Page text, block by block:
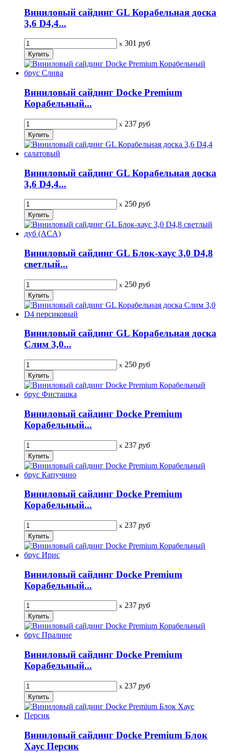
Виниловый сайдинг GL Корабельная доска
3,6 D4,4...
x 301 руб
Виниловый сайдинг Docke Premium
Корабельный...
x 237 руб
Виниловый сайдинг GL Корабельная доска
3,6 D4,4...
x 250 руб
Виниловый сайдинг GL Блок-хаус 3,0 D4,8
светлый...
x 250 руб
Виниловый сайдинг GL Корабельная доска
Слим 3,0...
x 250 руб
Виниловый сайдинг Docke Premium
Корабельный...
x 237 руб
Виниловый сайдинг Docke Premium
Корабельный...
x 237 руб
Виниловый сайдинг Docke Premium
Корабельный...
x 237 руб
Виниловый сайдинг Docke Premium
Корабельный...
x 237 руб
Виниловый сайдинг Docke Premium Блок
Хаус Персик